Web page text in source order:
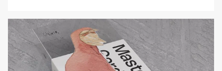
riferimento per il fumetto in Italia. La cerimonia si è svolta
all’Auditorium della Fondazione Benetton davanti a una
sala gremita di appassionati, [']